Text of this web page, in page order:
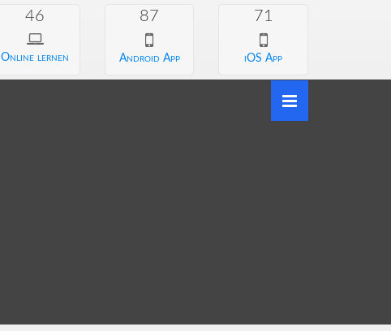
46
Online lernen
87
Android App
71
iOS App